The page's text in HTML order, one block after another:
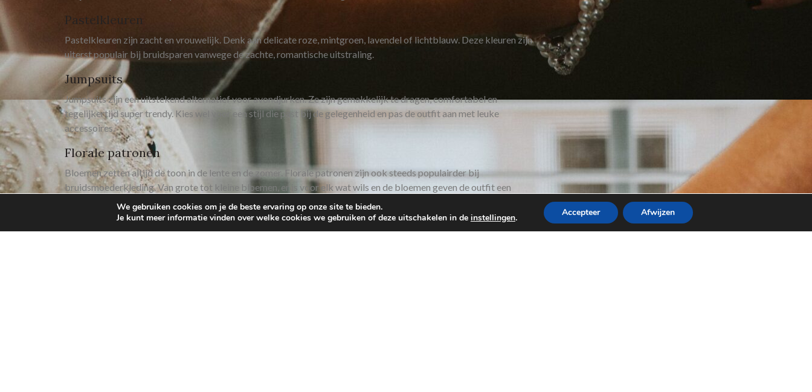
Pastelkleuren
Pastelkleuren zijn zacht en vrouwelijk. Denk aan delicate roze, mintgroen, lavendel of lichtblauw. Deze kleuren zijn
uiterst populair bij bruidsparen vanwege de zachte, romantische uitstraling.
Jumpsuits
Jumpsuits zijn een uitstekend alternatief voor avondjurken. Ze zijn gemakkelijk te dragen, comfortabel en
tegelijkertijd super trendy. Kies wel voor een stijl die past bij de gelegenheid en pas de outfit aan met leuke
accessoires.
Florale patronen
Bloemen zetten altijd de toon in de lente en de zomer. Florale patronen zijn ook steeds populairder bij
bruidsmoederkleding. Van grote tot kleine bloemen, er is voor elk wat wils en de bloemen geven de outfit een
vleugje vrouwelijke zorgeloosheid.
Samenvatting
We gebruiken cookies om je de beste ervaring op onze site te bieden.
Je kunt meer informatie vinden over welke cookies we gebruiken of deze uitschakelen in de instellingen. Accepteer Afwijzen